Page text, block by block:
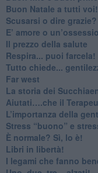
​Buon Natale a tutti voi!
​Scusarsi o dire grazie?
​E’ amore o
​Il prezzo della salute
​Respira... puoi farcela!
​Tutto chiede...
​Far west
​La storia dei
​Aiutati….che il
​L’importanza della
​Stress “buono” e
​È normale? Sì, lo è!
​Libri in libertà!
​I legami che fanno